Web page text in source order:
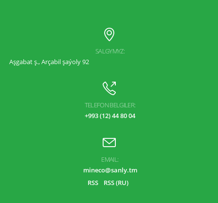
SALGYMYZ:
Aşgabat ş., Arçabil şaýoly 92
TELEFON BELGILER:
+993 (12) 44 80 04
EMAIL:
mineco@sanly.tm
RSS
RSS (RU)